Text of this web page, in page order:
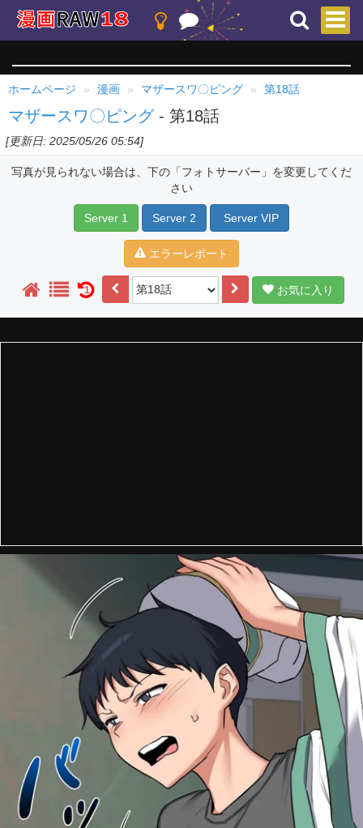
ホームページ 漫画 マザースワ〇ピング 第18話
マザースワ〇ピング - 第18話
[更新日: 2025/05/26 05:54]
写真が見られない場合は、下の「フォトサーバー」を変更してくだ
さい
Server 1 Server 2 Server VIP
エラーレポート
1 お気に入り